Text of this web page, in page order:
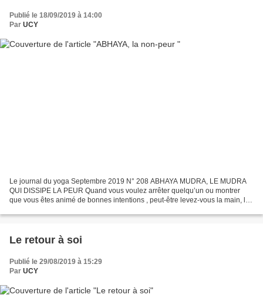
Publié le 18/09/2019 à 14:00
Par UCY
Le journal du yoga Septembre 2019 N° 208 ABHAYA MUDRA, LE MUDRA
QUI DISSIPE LA PEUR Quand vous voulez arrêter quelqu’un ou montrer
que vous êtes animé de bonnes intentions , peut-être levez-vous la main, la
Le retour à soi
Publié le 29/08/2019 à 15:29
Par UCY